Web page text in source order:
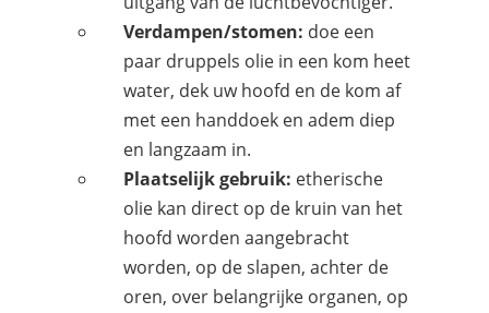
Verdampen/stomen: doe een
paar druppels olie in een kom heet
water, dek uw hoofd en de kom af
met een handdoek en adem diep
en langzaam in.
Plaatselijk gebruik: etherische
olie kan direct op de kruin van het
hoofd worden aangebracht
worden, op de slapen, achter de
oren, over belangrijke organen, op